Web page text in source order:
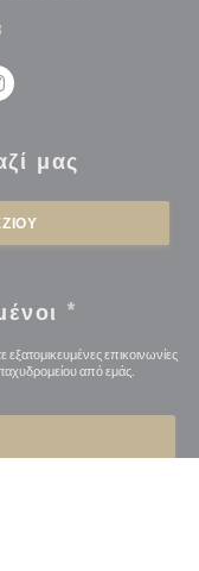
σε νέο παράθυρο))
σε νέο
((ανοίγει σε
μας
*
εξατομικευμένες επικοινωνίες
από εμάς.